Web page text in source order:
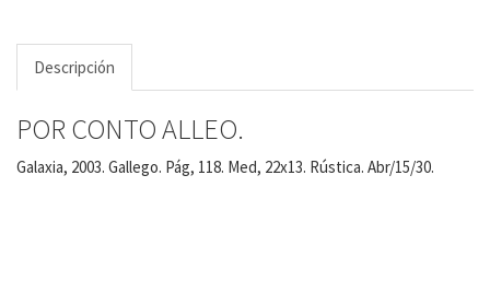
Descripción
POR CONTO ALLEO.
Galaxia, 2003. Gallego. Pág, 118. Med, 22x13. Rústica. Abr/15/30.